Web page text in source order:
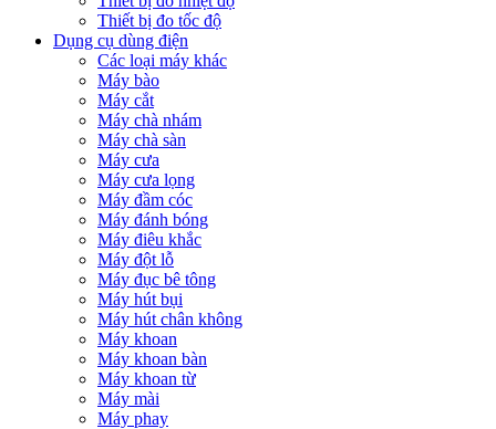
Thiết bị đo tốc độ
Dụng cụ dùng điện
Các loại máy khác
Máy bào
Máy cắt
Máy chà nhám
Máy chà sàn
Máy cưa
Máy cưa lọng
Máy đầm cóc
Máy đánh bóng
Máy điêu khắc
Máy đột lỗ
Máy đục bê tông
Máy hút bụi
Máy hút chân không
Máy khoan
Máy khoan bàn
Máy khoan từ
Máy mài
Máy phay